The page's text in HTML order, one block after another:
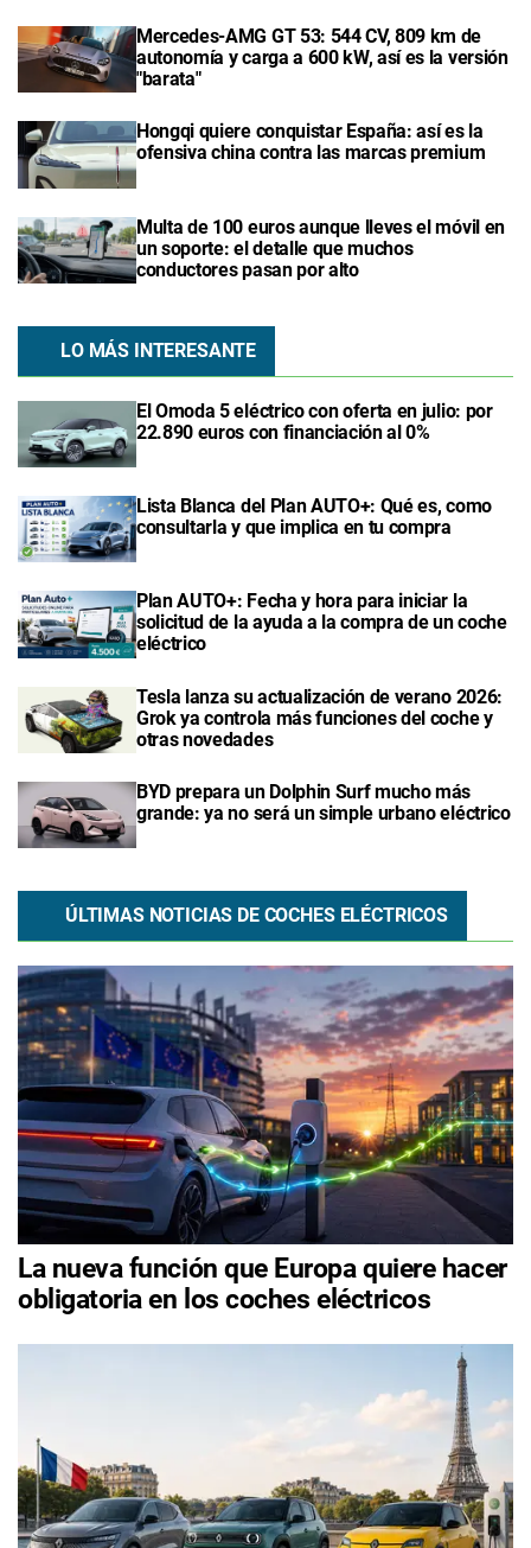
Mercedes-AMG GT 53: 544 CV, 809 km de
autonomía y carga a 600 kW, así es la versión
"barata"
Hongqi quiere conquistar España: así es la
ofensiva china contra las marcas premium
Multa de 100 euros aunque lleves el móvil en
un soporte: el detalle que muchos
conductores pasan por alto
LO MÁS INTERESANTE
El Omoda 5 eléctrico con oferta en julio: por
22.890 euros con financiación al 0%
Lista Blanca del Plan AUTO+: Qué es, como
consultarla y que implica en tu compra
Plan AUTO+: Fecha y hora para iniciar la
solicitud de la ayuda a la compra de un coche
eléctrico
Tesla lanza su actualización de verano 2026:
Grok ya controla más funciones del coche y
otras novedades
BYD prepara un Dolphin Surf mucho más
grande: ya no será un simple urbano eléctrico
ÚLTIMAS NOTICIAS DE COCHES ELÉCTRICOS
La nueva función que Europa quiere hacer
obligatoria en los coches eléctricos